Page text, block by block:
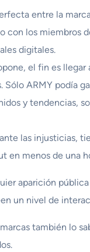
entre la
los miembros
digitales.
el fin es
ARMY podía
y
las injusticias,
en menos de una
aparición
un nivel de
también lo